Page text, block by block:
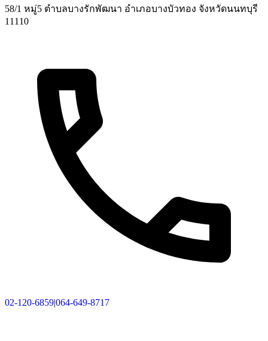
58/1 หมู่5 ตำบลบางรักพัฒนา อำเภอบางบัวทอง จังหวัดนนทบุรี
11110
02-120-6859|064-649-8717